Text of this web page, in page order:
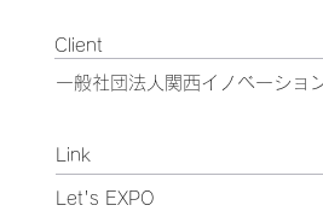
Link
Let's EXPO
Client
一般社団法人関西イノベーショ